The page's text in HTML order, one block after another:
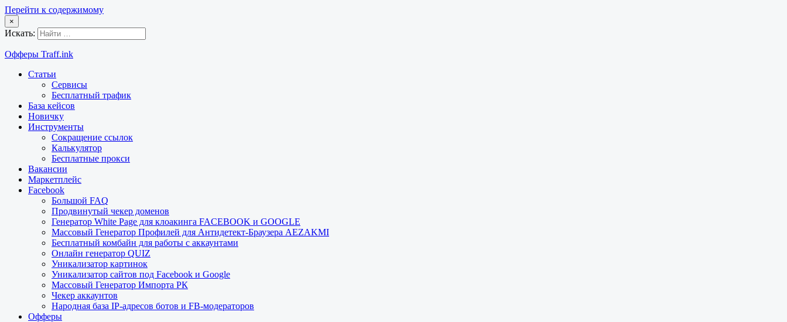
Перейти к содержимому
×
Искать:
Офферы Traff.ink
Статьи
Сервисы
Бесплатный трафик
База кейсов
Новичку
Инструменты
Сокращение ссылок
Калькулятор
Бесплатные прокси
Вакансии
Маркетплейс
Facebook
Большой FAQ
Продвинутый чекер доменов
Генератор White Page для клоакинга FACEBOOK и GOOGLE
Массовый Генератор Профилей для Антидетект-Браузера AEZAKMI
Бесплатный комбайн для работы с аккаунтами
Онлайн генератор QUIZ
Уникализатор картинок
Уникализатор сайтов под Facebook и Google
Массовый Генератор Импорта РК
Чекер аккаунтов
Народная база IP-адресов ботов и FB-модераторов
Офферы